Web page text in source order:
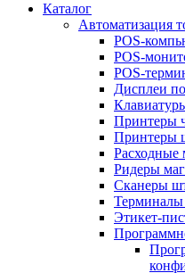
Каталог
Автоматизация
POS-
POS-
POS-
Дисплеи
Принтеры
Принтеры
Расходные
Ридеры
Сканеры
Терминалы
Этикет-